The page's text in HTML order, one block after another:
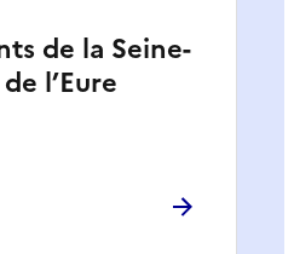
de la Seine-
l’Eure